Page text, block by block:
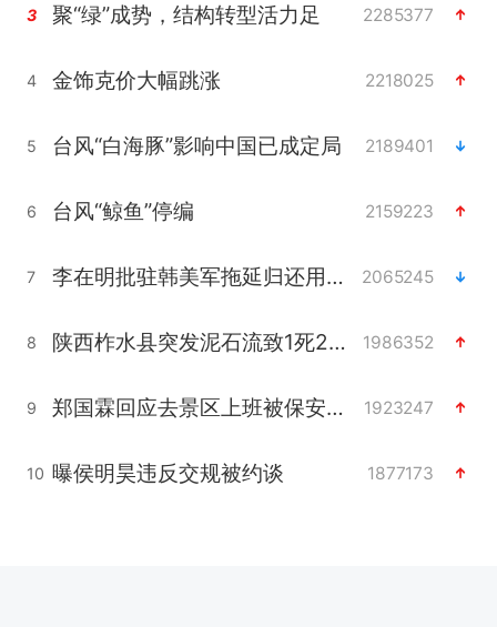
3 聚“绿”成势，结构转型活力足 2285377
4 金饰克价大幅跳涨 2218025
5 台风“白海豚”影响中国已成定局 2189401
6 台风“鲸鱼”停编 2159223
7 李在明批驻韩美军拖延归还用地说明啥 2065245
8 陕西柞水县突发泥石流致1死2失联 1986352
9 郑国霖回应去景区上班被保安拦下 1923247
10 曝侯明昊违反交规被约谈 1877173